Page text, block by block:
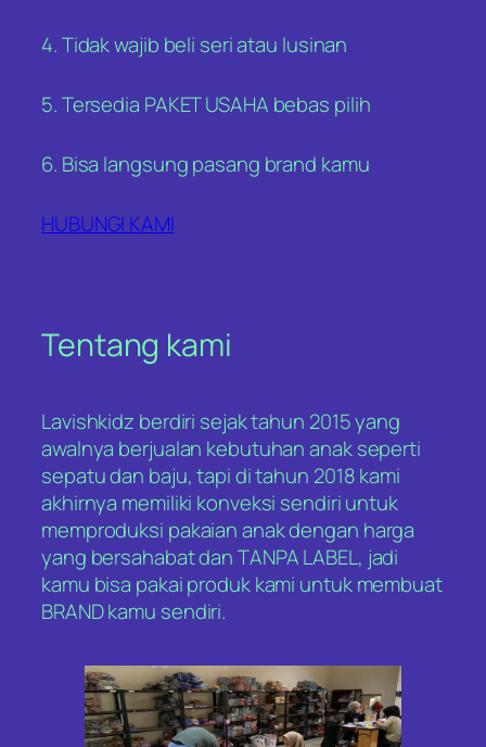
4. Tidak wajib beli seri atau lusinan
5. Tersedia PAKET USAHA bebas pilih
6. Bisa langsung pasang brand kamu
HUBUNGI KAMI
Tentang kami
Lavishkidz berdiri sejak tahun 2015 yang
awalnya berjualan kebutuhan anak seperti
sepatu dan baju, tapi di tahun 2018 kami
akhirnya memiliki konveksi sendiri untuk
memproduksi pakaian anak dengan harga
yang bersahabat dan TANPA LABEL, jadi
kamu bisa pakai produk kami untuk membuat
BRAND kamu sendiri.